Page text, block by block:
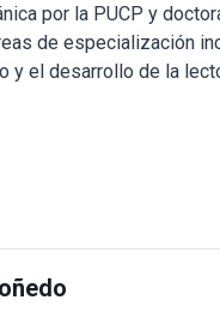
por la PUCP y
de especialización
y el desarrollo de la